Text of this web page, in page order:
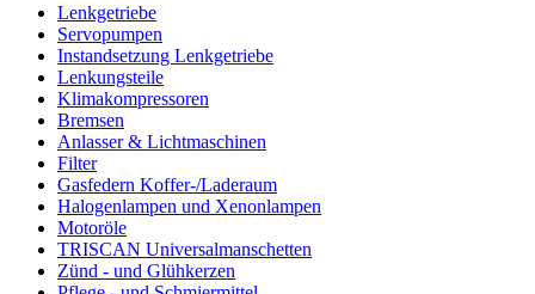
Lenkgetriebe
Servopumpen
Instandsetzung Lenkgetriebe
Lenkungsteile
Klimakompressoren
Bremsen
Anlasser & Lichtmaschinen
Filter
Gasfedern Koffer-/Laderaum
Halogenlampen und Xenonlampen
Motoröle
TRISCAN Universalmanschetten
Zünd - und Glühkerzen